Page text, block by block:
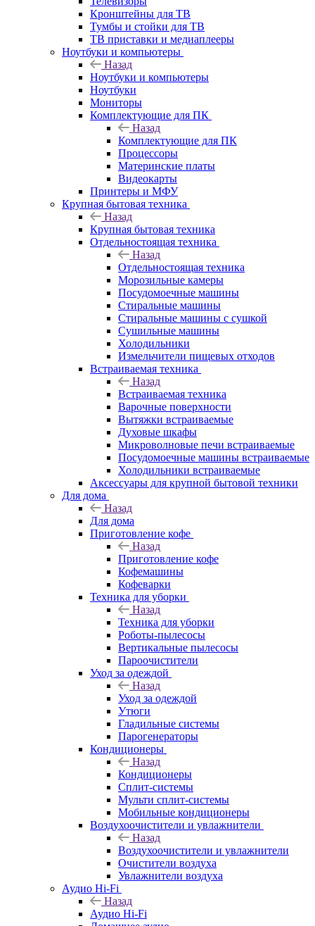
Кронштейны для ТВ
Тумбы и стойки для ТВ
ТВ приставки и медиаплееры
Ноутбуки и компьютеры
Назад
Ноутбуки и компьютеры
Ноутбуки
Мониторы
Комплектующие для ПК
Назад
Комплектующие для ПК
Процессоры
Материнские платы
Видеокарты
Принтеры и МФУ
Крупная бытовая техника
Назад
Крупная бытовая техника
Отдельностоящая техника
Назад
Отдельностоящая техника
Морозильные камеры
Посудомоечные машины
Стиральные машины
Стиральные машины с сушкой
Сушильные машины
Холодильники
Измельчители пищевых отходов
Встраиваемая техника
Назад
Встраиваемая техника
Варочные поверхности
Вытяжки встраиваемые
Духовые шкафы
Микроволновые печи встраиваемые
Посудомоечные машины встраиваемые
Холодильники встраиваемые
Аксессуары для крупной бытовой техники
Для дома
Назад
Для дома
Приготовление кофе
Назад
Приготовление кофе
Кофемашины
Кофеварки
Техника для уборки
Назад
Техника для уборки
Роботы-пылесосы
Вертикальные пылесосы
Пароочистители
Уход за одеждой
Назад
Уход за одеждой
Утюги
Гладильные системы
Парогенераторы
Кондиционеры
Назад
Кондиционеры
Сплит-системы
Мульти сплит-системы
Мобильные кондиционеры
Воздухоочистители и увлажнители
Назад
Воздухоочистители и увлажнители
Очистители воздуха
Увлажнители воздуха
Аудио Hi-Fi
Назад
Аудио Hi-Fi